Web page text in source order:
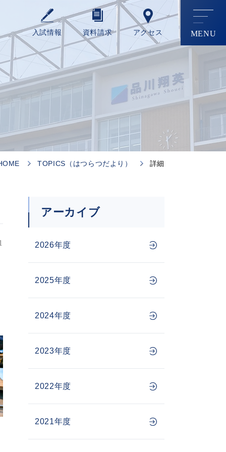
⼊試情報 資料請求 アクセス
TOPICS（はつらつだより） 詳細
アーカイブ
2026年度
2025年度
2024年度
2023年度
2022年度
2021年度